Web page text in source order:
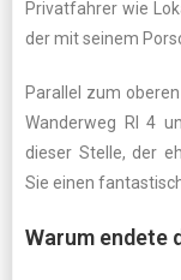
Privatfahrer wie
der mit seinem
Parallel zum
Wanderweg RI 4
dieser Stelle, der
Sie einen
Warum endete